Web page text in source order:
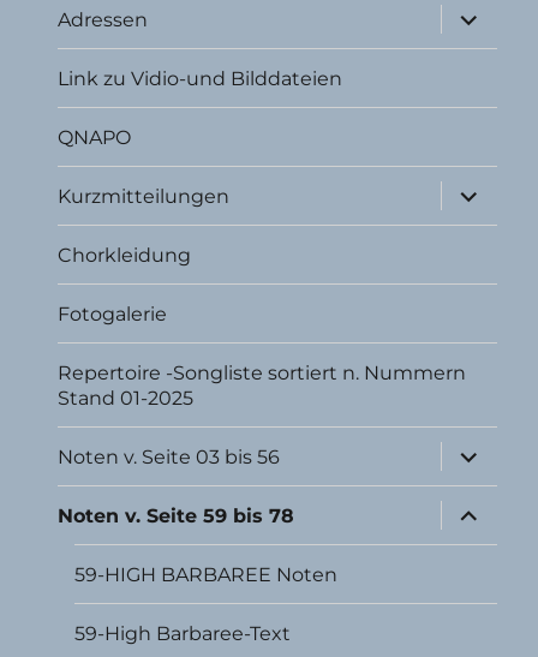
Adressen
öffnen
Link zu Vidio-und Bilddateien
QNAPO
Kurzmitteilungen
öffnen
Chorkleidung
Fotogalerie
Repertoire -Songliste sortiert n. Nummern
Stand 01-2025
Noten v. Seite 03 bis 56
öffnen
Noten v. Seite 59 bis 78
öffnen
59-HIGH BARBAREE Noten
59-High Barbaree-Text